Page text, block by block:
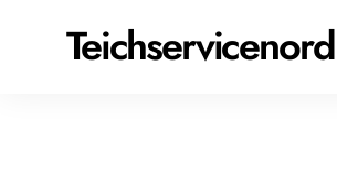
Teichservicenord